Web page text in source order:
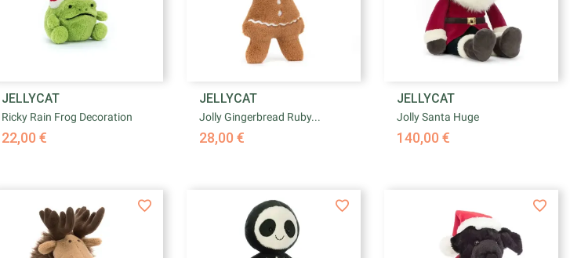
Aperçu rapide
JELLYCAT
Ricky Rain Frog Decoration
22,00 €
Aperçu rapide
JELLYCAT
Jolly Gingerbread Ruby...
28,00 €
Aperçu rapide
JELLYCAT
Jolly Santa Huge
140,00 €